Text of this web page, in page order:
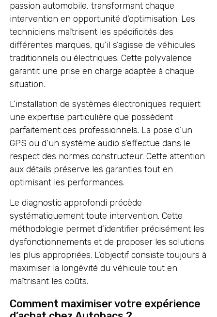
passion automobile, transformant chaque
intervention en opportunité d’optimisation. Les
techniciens maîtrisent les spécificités des
différentes marques, qu’il s’agisse de véhicules
traditionnels ou électriques. Cette polyvalence
garantit une prise en charge adaptée à chaque
situation.
L’installation de systèmes électroniques requiert
une expertise particulière que possèdent
parfaitement ces professionnels. La pose d’un
GPS ou d’un système audio s’effectue dans le
respect des normes constructeur. Cette attention
aux détails préserve les garanties tout en
optimisant les performances.
Le diagnostic approfondi précède
systématiquement toute intervention. Cette
méthodologie permet d’identifier précisément les
dysfonctionnements et de proposer les solutions
les plus appropriées. L’objectif consiste toujours à
maximiser la longévité du véhicule tout en
maîtrisant les coûts.
Comment maximiser votre expérience